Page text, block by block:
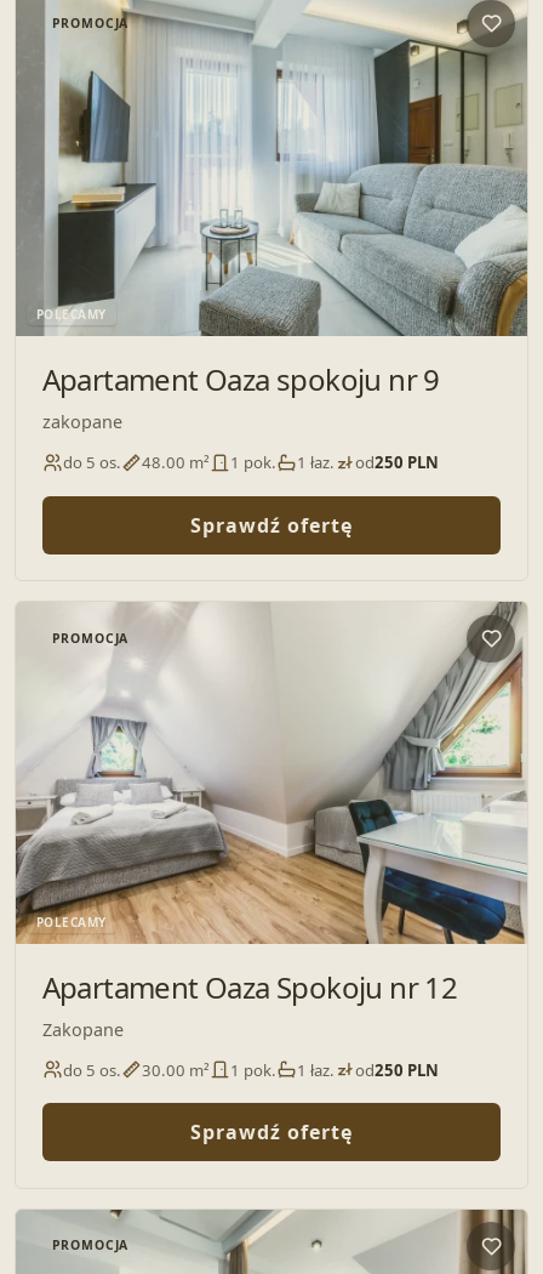
Dodaj
PROMOCJA
POLECAMY
Apartament Oaza spokoju nr 9
zakopane
do 5 os. 48.00 m² 1 pok. 1 łaz. od250 PLN
Sprawdź ofertę
Dodaj
PROMOCJA
Dodaj
PROMOCJA
POLECAMY
Apartament Oaza Spokoju nr 12
Zakopane
do 5 os. 30.00 m² 1 pok. 1 łaz. od250 PLN
Sprawdź ofertę